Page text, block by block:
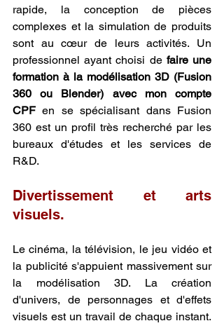
rapide, la conception de pièces
complexes et la simulation de produits
sont au cœur de leurs activités. Un
professionnel ayant choisi de faire une
formation à la modélisation 3D (Fusion
360 ou Blender) avec mon compte
CPF en se spécialisant dans Fusion
360 est un profil très recherché par les
bureaux d'études et les services de
R&D.
Divertissement et arts
visuels.
Le cinéma, la télévision, le jeu vidéo et
la publicité s'appuient massivement sur
la modélisation 3D. La création
d'univers, de personnages et d'effets
visuels est un travail de chaque instant.